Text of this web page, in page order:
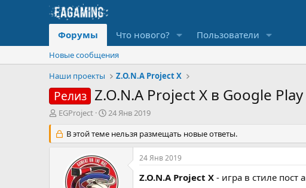
Форумы Что нового? Пользователи
Новые сообщения
Наши проекты
Z.O.N.A Project X
Релиз Z.O.N.A Project X в Google
А
т
о
EGProject
Д
т
а
а
ч
24 Янв 2019
В этой теме нельзя размещать новые ответы.
24 Янв 2019
Z.O.N.A Project X - игра в стиле